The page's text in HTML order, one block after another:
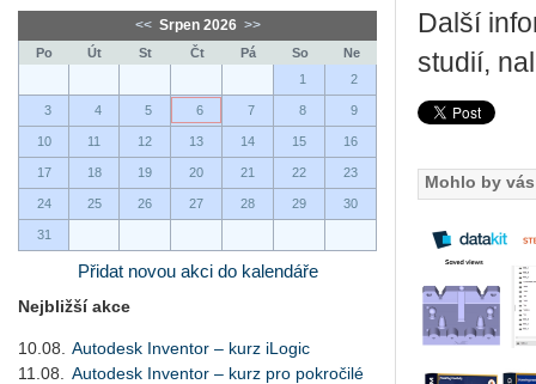
<< Srpen 2026 >>
Po Út St Čt Pá So
Ne
1
2
3 4 5 6 7 8 9
10 11 12 13 14 15 16
17 18 19 20 21 22 23
24 25 26 27 28 29 30
31
Přidat novou akci do kalendáře
Nejbližší akce
10.08.
Autodesk Inventor – kurz iLogic
11.08.
Autodesk Inventor – kurz pro pokročilé
Další
studií,
Mohlo by